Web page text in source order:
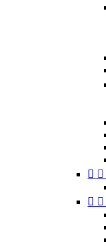
 
 